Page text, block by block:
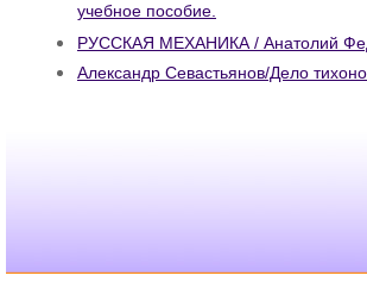
учебное пособие.
РУССКАЯ МЕХАНИКА / Анатолий
Александр Севастьянов/Дело